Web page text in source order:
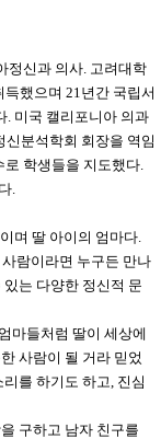
정신과 의사. 고려대학
했으며 21년간 국립서
. 미국 캘리포니아 의과
분석학회 회장을 역임
학생들을 지도했다.
.
며 딸 아이의 엄마다.
람이라면 누구든 만나
는 다양한 정신적 문
마들처럼 딸이 세상에
사람이 될 거라 믿었
를 하기도 하고, 진심
구하고 남자 친구를